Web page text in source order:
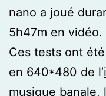
nano a joué
5h47m en vidéo.
Ces tests ont
en 640*480 de l’
musique banale,